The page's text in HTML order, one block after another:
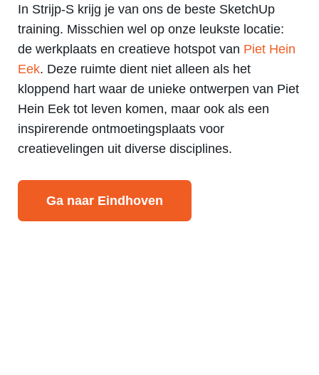
In Strijp-S krijg je van ons de beste SketchUp
training. Misschien wel op onze leukste locatie:
de werkplaats en creatieve hotspot van Piet Hein
Eek. Deze ruimte dient niet alleen als het
kloppend hart waar de unieke ontwerpen van Piet
Hein Eek tot leven komen, maar ook als een
inspirerende ontmoetingsplaats voor
creatievelingen uit diverse disciplines.
Ga naar Eindhoven